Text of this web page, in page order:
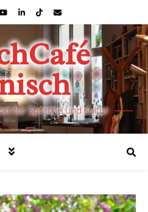
für Sprache und Kultur